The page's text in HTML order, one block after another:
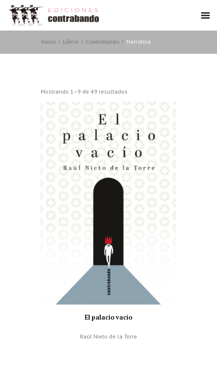
Inicio Libros Contrabando Narrativa
Mostrando 1–9 de 49 resultados
últimos
El palacio vacío
Raúl Nieto de la Torre